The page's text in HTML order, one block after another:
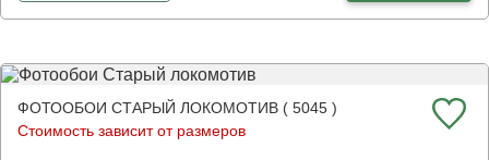
ФОТООБОИ СТАРЫЙ ЛОКОМОТИВ ( 5045 )
Стоимость зависит от размеров